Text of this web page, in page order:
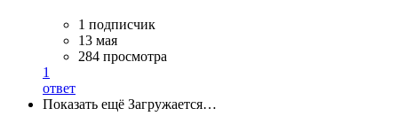
1 подписчик
13 мая
284 просмотра
1
ответ
Показать ещё Загружается…